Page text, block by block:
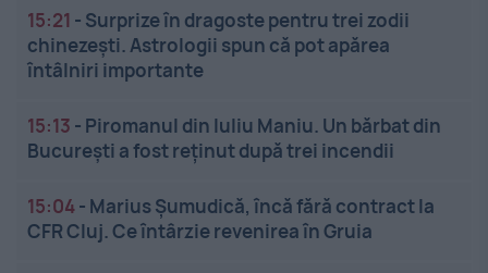
15:21 - Surprize în dragoste pentru trei zodii
chinezești. Astrologii spun că pot apărea
întâlniri importante
15:13 - Piromanul din Iuliu Maniu. Un bărbat din
București a fost reținut după trei incendii
15:04- Marius Șumudică, încă fără contract la
CFR Cluj. Ce întârzie revenirea în Gruia